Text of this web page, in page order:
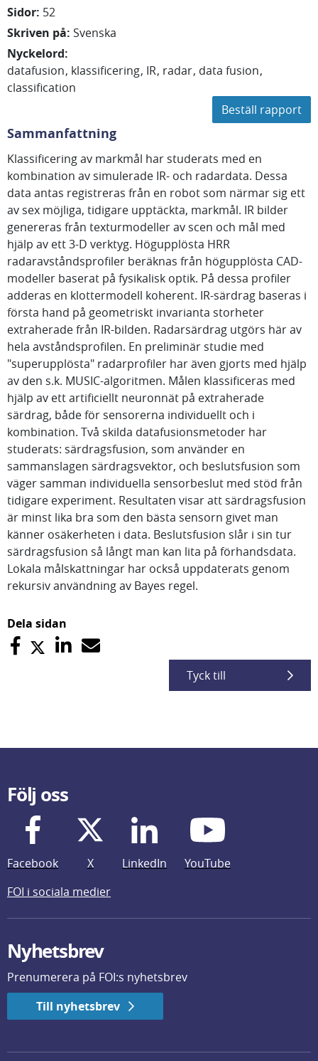
Sidor: 52
Skriven på: Svenska
Nyckelord:
datafusion klassificering IR radar data fusion
classification
Beställ rapport
Sammanfattning
Klassificering av markmål har studerats med en
kombination av simulerade IR- och radardata. Dessa
data antas registreras från en robot som närmar sig ett
av sex möjliga, tidigare upptäckta, markmål. IR bilder
genereras från texturmodeller av scen och mål med
hjälp av ett 3-D verktyg. Högupplösta HRR
radaravståndsprofiler beräknas från högupplösta CAD-
modeller baserat på fysikalisk optik. På dessa profiler
adderas en klottermodell koherent. IR-särdrag baseras i
första hand på geometriskt invarianta storheter
extraherade från IR-bilden. Radarsärdrag utgörs här av
hela avståndsprofilen. En preliminär studie med
"superupplösta" radarprofiler har även gjorts med hjälp
av den s.k. MUSIC-algoritmen. Målen klassificeras med
hjälp av ett artificiellt neuronnät på extraherade
särdrag, både för sensorerna individuellt och i
kombination. Två skilda datafusionsmetoder har
studerats: särdragsfusion, som använder en
sammanslagen särdragsvektor, och beslutsfusion som
väger samman individuella sensorbeslut med stöd från
tidigare experiment. Resultaten visar att särdragsfusion
är minst lika bra som den bästa sensorn givet man
känner osäkerheten i data. Beslutsfusion slår i sin tur
särdragsfusion så långt man kan lita på förhandsdata.
Lokala målskattningar har också uppdaterats genom
rekursiv användning av Bayes regel.
Dela sidan
Tyck till
Följ oss
Facebook X LinkedIn
YouTube
FOI i sociala medier
Nyhetsbrev
Prenumerera på FOI:s nyhetsbrev
Till nyhetsbrev